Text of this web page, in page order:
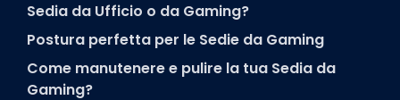
Sedia da Ufficio o da Gaming?
Postura perfetta per le Sedie da Gaming
Come manutenere e pulire la tua Sedia da
Gaming?